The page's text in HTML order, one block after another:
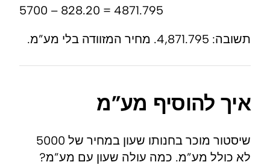
5700 – 828.20 = 4871.795
תשובה: 4,871.795. מחיר המזוודה בלי מע”מ.
איך להוסיף מע”מ
שיסטור מוכר בחנותו שעון במחיר של 5000
לא כולל מע”מ. כמה עולה שעון עם מע”מ?